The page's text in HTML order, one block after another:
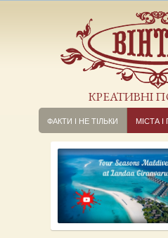
КРЕАТИВНІ
ФАКТИ І НЕ ТІЛЬКИ МІСТА І